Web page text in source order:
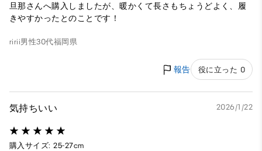
旦那さんへ購入しましたが、暖かくて長さもちょうどよく、履
きやすかったとのことです！
ririi男性30代福岡県
報告 役に立った 0
気持ちいい 2026/1/22
購入サイズ: 25-27cm